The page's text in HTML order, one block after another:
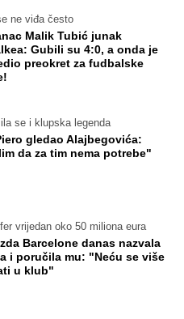
ne viđa često
Malik Tubić junak
Gubili su 4:0, a onda je
preokret za fudbalske
se i klupska legenda
gledao Alajbegovića:
da za tim nema potrebe"
vrijedan oko 50 miliona eura
Barcelone danas nazvala
i poručila mu: "Neću se više
u klub"